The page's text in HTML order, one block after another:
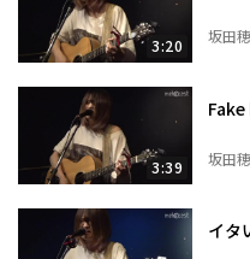
3:20 坂田
3:39 坂田
イタ